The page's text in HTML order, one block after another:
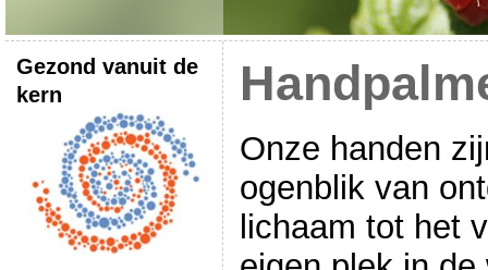
Gezond vanuit de
kern
Onze handen
ogenblik van
lichaam tot het